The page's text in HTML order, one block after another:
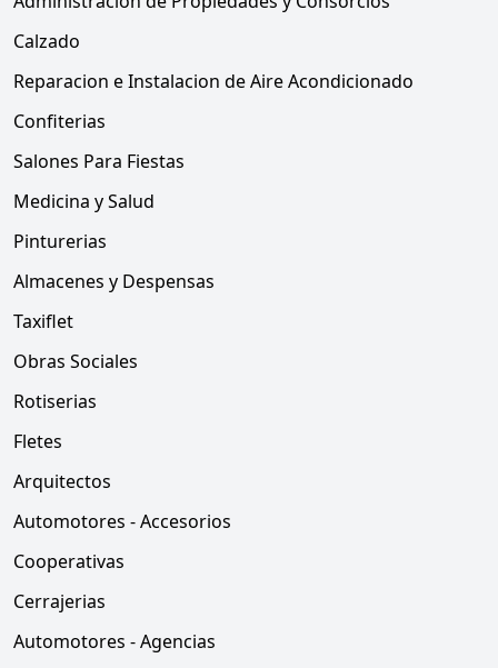
Calzado
Reparacion e Instalacion de Aire Acondicionado
Confiterias
Salones Para Fiestas
Medicina y Salud
Pinturerias
Almacenes y Despensas
Taxiflet
Obras Sociales
Rotiserias
Fletes
Arquitectos
Automotores - Accesorios
Cooperativas
Cerrajerias
Automotores - Agencias